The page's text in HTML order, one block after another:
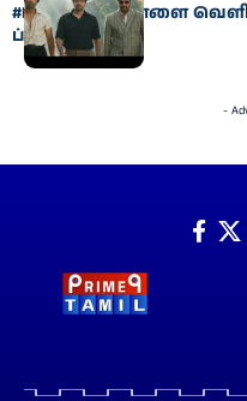
#PARASAKTHI: நாளை
ப்ரோமோ..
-